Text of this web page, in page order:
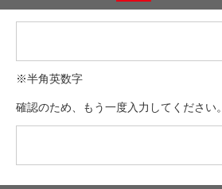
※半角英数字
確認のため、もう一度入力してください。